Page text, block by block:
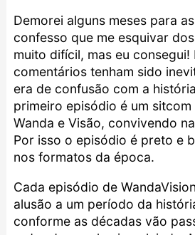
Demorei alguns meses para
confesso que me esquivar
muito difícil, mas eu consegui!
comentários tenham sido
era de confusão com a
primeiro episódio é um sitcom
Wanda e Visão, convivendo
Por isso o episódio é preto e
nos formatos da época.
Cada episódio de
alusão a um período da
conforme as décadas vão